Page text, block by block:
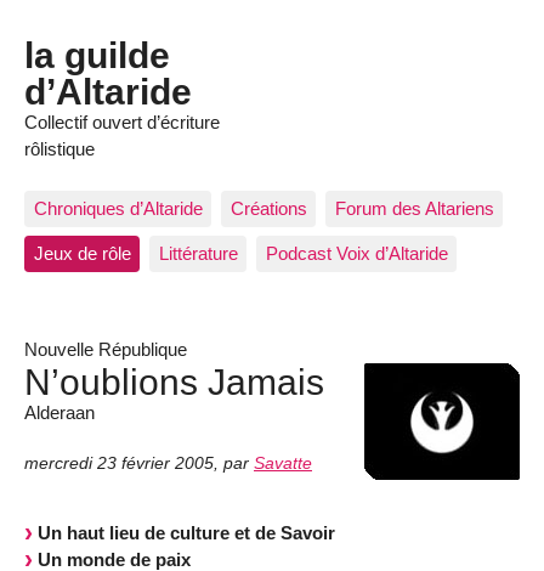
la guilde
d’Altaride
Collectif ouvert d’écriture
rôlistique
Chroniques d’Altaride Créations Forum des Altariens
Jeux de rôle Littérature Podcast Voix d’Altaride
Nouvelle République
N’oublions Jamais
Alderaan
mercredi 23 février 2005 par Savatte
Un haut lieu de culture et de Savoir
Un monde de paix